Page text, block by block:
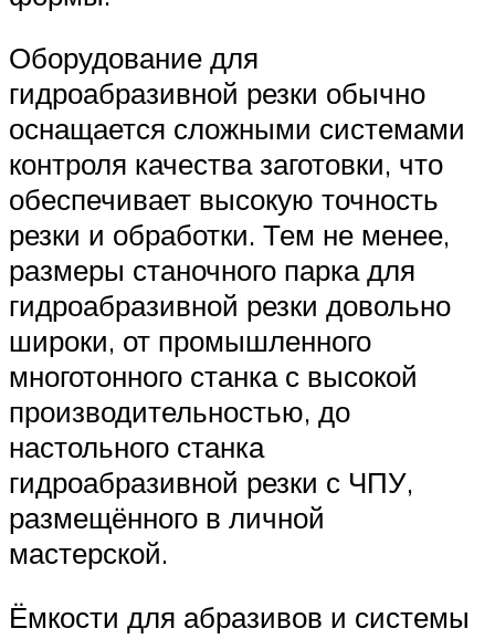
Оборудование для
гидроабразивной резки обычно
оснащается сложными системами
контроля качества заготовки, что
обеспечивает высокую точность
резки и обработки. Тем не менее,
размеры станочного парка для
гидроабразивной резки довольно
широки, от промышленного
многотонного станка с высокой
производительностью, до
настольного станка
гидроабразивной резки с ЧПУ,
размещённого в личной
мастерской.
Ёмкости для абразивов и системы